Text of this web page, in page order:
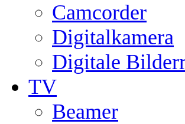
Camcorder
Digitalkamera
Digitale
TV
Beamer